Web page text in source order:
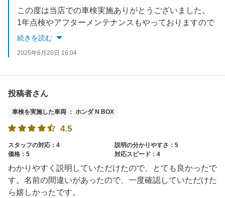
この度は当店での車検実施ありがとうございました。
1年点検やアフターメンテナンスもやっておりますので
お気軽にお問い合わせ下さい！
続きを読む
2025年6月20日 16:04
投稿者さん
車検を実施した車両 ： ホンダ N BOX
4.5
スタッフの対応：4
説明の分かりやすさ：5
価格：5
対応スピード：4
わかりやすく説明していただけたので、とても良かったで
す。名前の間違いがあったので、一度確認していただけた
ら嬉しかったです。